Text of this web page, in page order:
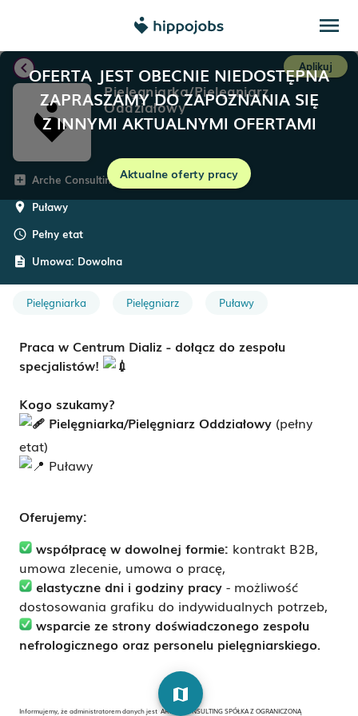
menu
OFERTA JEST OBECNIE NIEDOSTĘPNA
ZAPRASZAMY DO ZAPOZNANIA SIĘ
Z INNYMI AKTUALNYMI OFERTAMI
Aktualne oferty pracy
chevron_left Aplikuj
Pielęgniarka/Pielęgniarz
Oddziałowy
add_box Arche Consulting
room Puławy
schedule Pełny etat
description Umowa: Dowolna
Pielęgniarka Pielęgniarz Puławy
Praca w Centrum Dializ - dołącz do zespołu
specjalistów!
Kogo szukamy?
Pielęgniarka/Pielęgniarz Oddziałowy (pełny
etat)
Puławy
Oferujemy:
współpracę w dowolnej formie: kontrakt B2B,
umowa zlecenie, umowa o pracę,
elastyczne dni i godziny pracy - możliwość
dostosowania grafiku do indywidualnych potrzeb,
wsparcie ze strony doświadczonego zespołu
nefrologicznego oraz personelu pielęgniarskiego.
Informujemy, że administratorem danych jest ARCHE CONSULTING SPÓŁKA Z OGRANICZONĄ
map